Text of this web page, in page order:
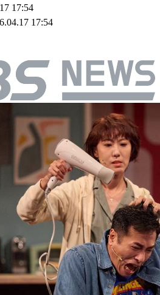
17:54
17:54